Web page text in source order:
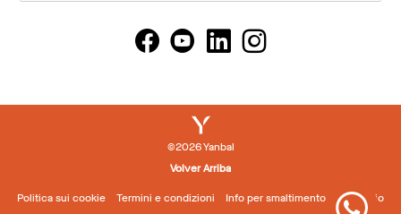
©2026 Yanbal
Volver Arriba
Politica sui cookie Termini e condizioni Info per smaltimento imballaggio